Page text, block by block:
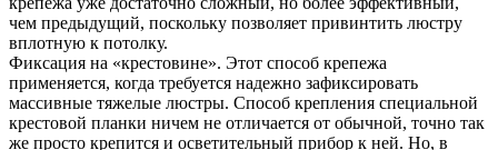
чем предыдущий, поскольку позволяет привинтить люстру
вплотную к потолку.
Фиксация на «крестовине». Этот способ крепежа
применяется, когда требуется надежно зафиксировать
массивные тяжелые люстры. Способ крепления специальной
крестовой планки ничем не отличается от обычной, точно так
же просто крепится и осветительный прибор к ней. Но, в